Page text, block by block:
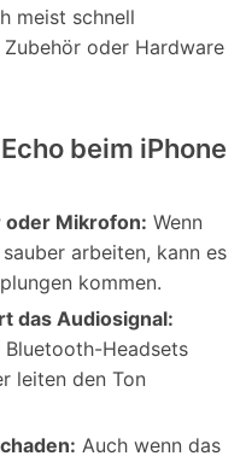
meist schnell
oder Hardware
beim iPhone
oder Mikrofon: Wenn
arbeiten, kann es
kommen.
das Audiosignal:
Headsets
leiten den Ton
Auch wenn das